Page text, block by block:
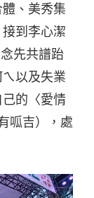
、美秀集
到李心潔
先共譜跆
以及失業
的〈愛情
呱吉），處